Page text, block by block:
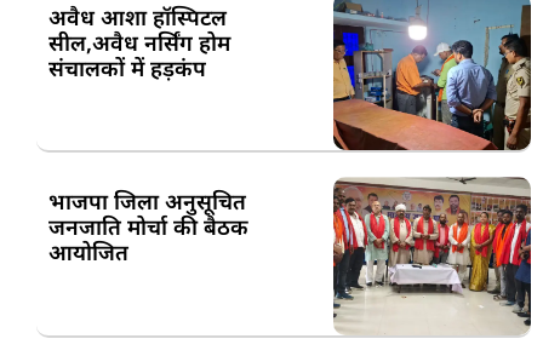
अवैध आशा हॉस्पिटल
सील,अवैध नर्सिंग होम
संचालकों में हड़कंप
भाजपा जिला अनुसूचित
जनजाति मोर्चा की बैठक
आयोजित